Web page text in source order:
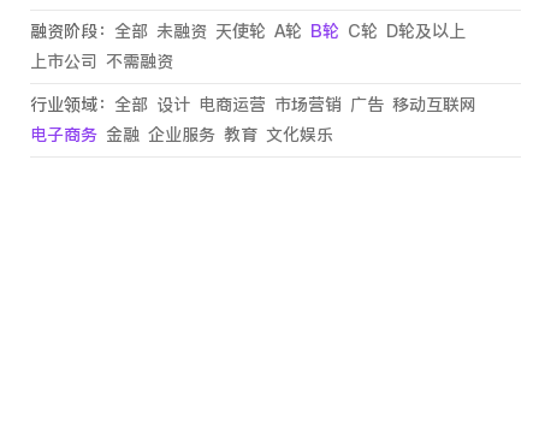
融资阶段： 全部 未融资 天使轮 A轮 B轮 C轮 D轮及以上
上市公司 不需融资
行业领域： 全部 设计 电商运营 市场营销 广告 移动互联网
电子商务 金融 企业服务 教育 文化娱乐